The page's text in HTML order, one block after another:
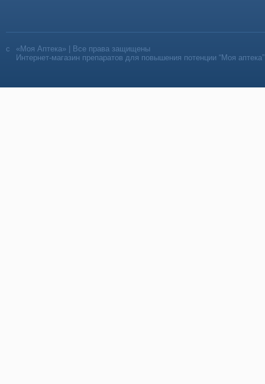
«Моя Аптека» | Все права защищены
Интернет-магазин препаратов для повышения потенции “Моя